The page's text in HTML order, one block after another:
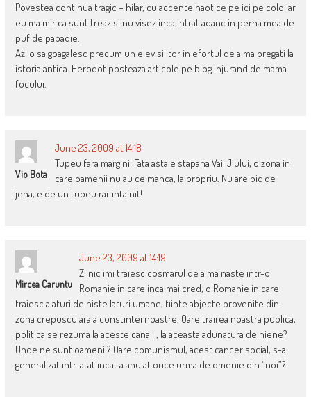
Povestea continua tragic – hilar, cu accente haotice pe ici pe colo iar
eu ma mir ca sunt treaz si nu visez inca intrat adanc in perna mea de
puf de papadie.
Azi o sa goagalesc precum un elev silitor in efortul de a ma pregati la
istoria antica. Herodot posteaza articole pe blog injurand de mama
focului.
Vio Bota
June 23, 2009 at 14:18
Tupeu fara margini! Fata asta e stapana Vaii Jiului, o zona in
care oamenii nu au ce manca, la propriu. Nu are pic de
jena, e de un tupeu rar intalnit!
Mircea Caruntu
June 23, 2009 at 14:19
Zilnic imi traiesc cosmarul de a ma naste intr-o
Romanie in care inca mai cred, o Romanie in care
traiesc alaturi de niste laturi umane, fiinte abjecte provenite din
zona crepusculara a constintei noastre. Oare trairea noastra publica,
politica se rezuma la aceste canalii, la aceasta adunatura de hiene?
Unde ne sunt oamenii? Oare comunismul, acest cancer social, s-a
generalizat intr-atat incat a anulat orice urma de omenie din “noi”?